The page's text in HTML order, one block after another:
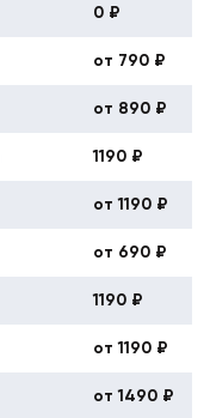
0 ₽
от 790 ₽
от 890 ₽
1190 ₽
от 1190 ₽
от 690 ₽
1190 ₽
от 1190 ₽
от 1490 ₽